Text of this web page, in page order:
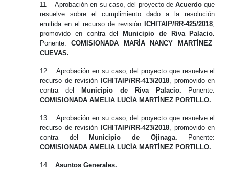
11Aprobaciónen su caso,del proyecto deAcuerdoque
resuelve sobre el cumplimiento dado a la resolución
emitida en el recurso de revisión ICHITAIP/RR-425/2018,
promovido en contradel
Municipio de Riva Palacio.
Ponente:COMISIONADA MARÍA NANCY MARTÍNEZ
CUEVAS.
12Aprobación en su caso,del proyecto que resuelve el
recurso de revisión
ICHITAIP/RR-413/2018, promovido en
contra del Municipio de Riva Palacio. Ponente:
COMISIONADA AMELIA LUCÍA MARTÍNEZ PORTILLO.
13Aprobación en su caso,del proyecto que resuelve el
recurso de revisión
ICHITAIP/RR-423/2018, promovido en
contra del Municipio de Ojinaga. Ponente:
COMISIONADA AMELIA LUCÍA MARTÍNEZ PORTILLO.
14 Asuntos Generales.